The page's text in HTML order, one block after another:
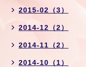
2015-02（3）
2014-12（2）
2014-11（2）
2014-10（1）